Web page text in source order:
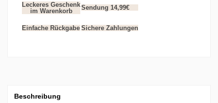
Leckeres Geschenk
im Warenkorb
Sendung 14,99€
Einfache Rückgabe Sichere Zahlungen
Beschreibung